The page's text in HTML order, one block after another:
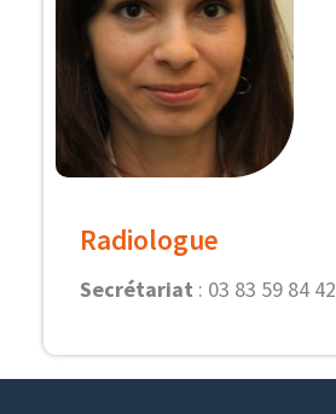
Radiologue
Secrétariat : 03 83 59 84 42